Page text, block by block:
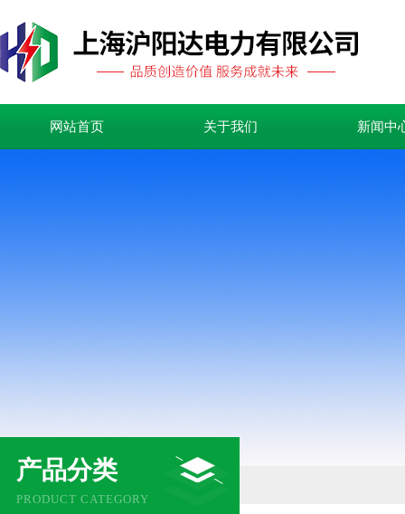
网站首页 关于我们 新闻中
产品分类
PRODUCT CATEGORY